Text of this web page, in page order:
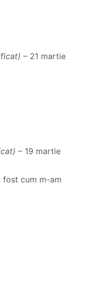
– 21 martie
– 19 martie
fost cum m-am